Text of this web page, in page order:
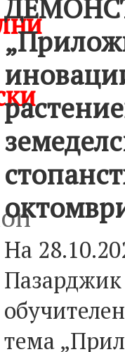
На
Пазарджик
тема